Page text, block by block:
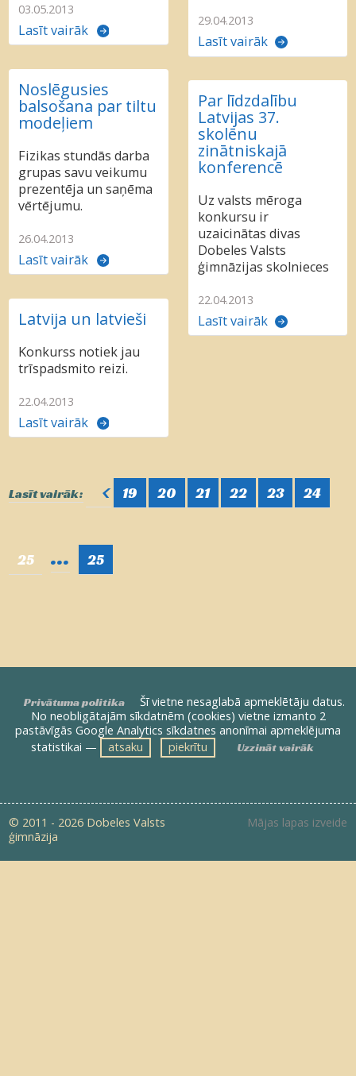
03.05.2013
Lasīt vairāk
29.04.2013
Lasīt vairāk
Noslēgusies
balsošana par tiltu
modeļiem
Fizikas stundās darba
grupas savu veikumu
prezentēja un saņēma
vērtējumu.
26.04.2013
Lasīt vairāk
Par līdzdalību
Latvijas 37.
skolēnu
zinātniskajā
konferencē
Uz valsts mēroga
konkursu ir
uzaicinātas divas
Dobeles Valsts
ģimnāzijas skolnieces
22.04.2013
Lasīt vairāk
Latvija un latvieši
Konkurss notiek jau
trīspadsmito reizi.
22.04.2013
Lasīt vairāk
Lasīt vairāk: < 19 20 21 22 23 24
25 ... 25
Privātuma politika
Šī vietne nesaglabā apmeklētāju datus.
No neobligātajām sīkdatnēm (cookies) vietne izmanto 2
pastāvīgās Google Analytics sīkdatnes anonīmai apmeklējuma
statistikai —
atsaku piekrītu Uzzināt vairāk
© 2011 - 2026 Dobeles Valsts
ģimnāzija
Mājas lapas izveide